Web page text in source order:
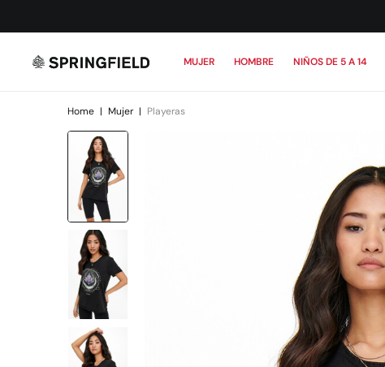
MUJER HOMBRE NIÑOS DE 5 A 14
Home | Mujer | Playeras